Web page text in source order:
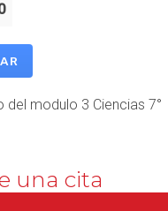
modulo 3 Ciencias 7°
una cita